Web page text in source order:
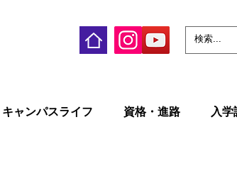
キャンパスライフ 資格・進路 入学